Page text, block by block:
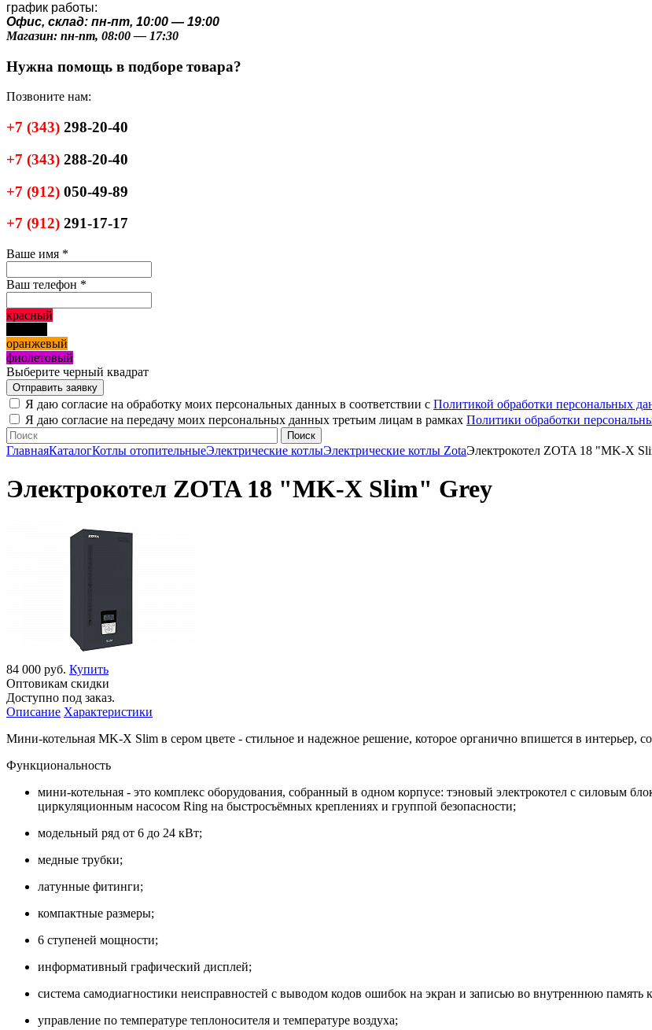
график работы:
Офис, склад: пн-пт, 10:00 — 19:00
Магазин: пн-пт, 08:00 — 17:30
Нужна помощь в подборе товара?
Позвоните нам:
+7 (343) 298-20-40
+7 (343) 288-20-40
+7 (912) 050-49-89
+7 (912) 291-17-17
Ваше имя *
Ваш телефон *
красный
оранжевый
фиолетовый
Выберите черный квадрат
Я даю согласие на обработку моих персональных данных в соответствии с Политикой обработки персональных
Я даю согласие на передачу моих персональных данных третьим лицам в рамках Политики обработки
ГлавнаяКаталогКотлы отопительныеЭлектрические котлыЭлектрические котлы ZotaЭлектрокотел ZOTA 18 "MK-X
Электрокотел ZOTA 18 "MK-X Slim" Grey
84 000 руб. Купить
Оптовикам скидки
Доступно под заказ.
Описание Характеристики
Мини-котельная MK-X Slim в сером цвете - стильное и надежное решение, которое органично впишется в интерьер,
Функциональность
мини-котельная - это комплекс оборудования, собранный в одном корпусе: тэновый электрокотел с силовым
циркуляционным насосом Ring на быстросъёмных креплениях и группой безопасности;
модельный ряд от 6 до 24 кВт;
медные трубки;
латунные фитинги;
компактные размеры;
6 ступеней мощности;
информативный графический дисплей;
система самодиагностики неисправностей с выводом кодов ошибок на экран и записью во внутреннюю память
управление по температуре теплоносителя и температуре воздуха;